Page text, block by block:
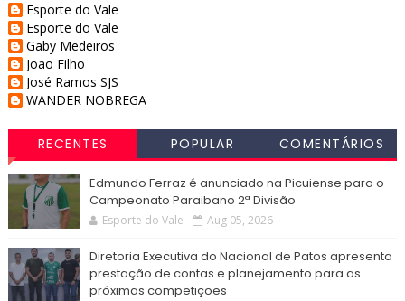
Esporte do Vale
Esporte do Vale
Gaby Medeiros
Joao Filho
José Ramos SJS
WANDER NOBREGA
RECENTES POPULAR COMENTÁRIOS
Edmundo Ferraz é anunciado na Picuiense para o
Campeonato Paraibano 2ª Divisão
Esporte do Vale Aug 05, 2026
Diretoria Executiva do Nacional de Patos apresenta
prestação de contas e planejamento para as
próximas competições